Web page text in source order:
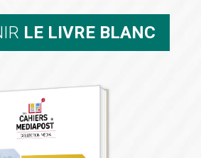
LE LIVRE BLANC